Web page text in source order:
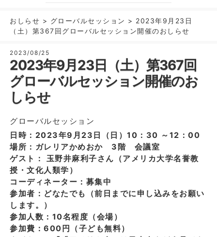
おしらせ > グローバルセッション > 2023年9月23日
（土）第367回グローバルセッション開催のおしらせ
2023/08/25
2023年9月23日（土）第367回
グローバルセッション開催のお
しらせ
グローバルセッション
日時：2023年9月23日（日）10：30 ～12：00
場所：ガレリアかめおか 3階 会議室
ゲスト： 玉野井麻利子さん（アメリカ大学名誉教
授・文化人類学）
コーディネーター：募集中
参加者：どなたでも（前日までに申し込みをお願い
します。）
参加人数：10名程度（会場）
参加費：600円（子ども無料）